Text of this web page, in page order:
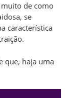
muito de como
se
característica
que, haja uma